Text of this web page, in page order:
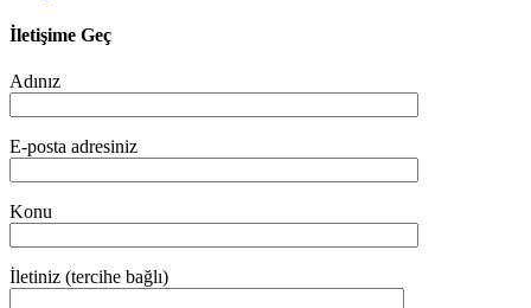
İletişime Geç
Adınız
E-posta adresiniz
Konu
İletiniz (tercihe bağlı)